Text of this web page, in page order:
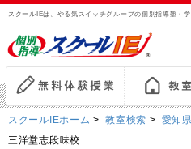
スクールIEは、やる気スイッチグループの個別指導塾・学
スクールIEホーム > 教室検索 > 愛知
三洋堂志段味校